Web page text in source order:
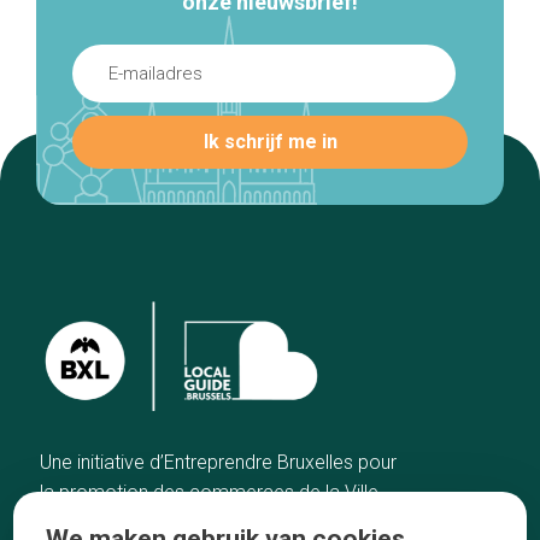
Une initiative d’Entreprendre Bruxelles pour
la promotion des commerces de la Ville